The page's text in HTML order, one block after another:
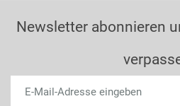
Newsletter abonnieren